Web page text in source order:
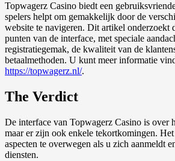
Topwagerz Casino biedt een
spelers helpt om gemakkelijk door de
website te navigeren. Dit artikel onderzoekt
punten van de interface, met speciale
registratiegemak, de kwaliteit van de
betaalmethoden. U kunt meer informatie
https://topwagerz.nl/.
The Verdict
De interface van Topwagerz Casino is over
maar er zijn ook enkele tekortkomingen.
aspecten te overwegen als u zich aanmeldt
diensten.